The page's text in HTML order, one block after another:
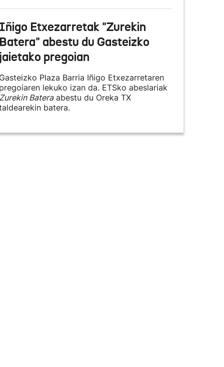
Etxezarretak "Zurekin
abestu du Gasteizko
pregoian
Plaza Barria Iñigo Etxezarretaren
lekuko izan da. ETSko abeslariak
Bateraabestu du Oreka TX
batera.